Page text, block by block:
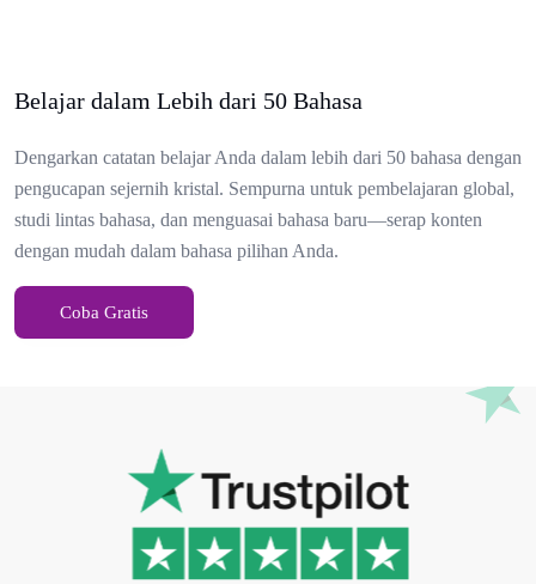
Belajar dalam Lebih dari 50 Bahasa
Dengarkan catatan belajar Anda dalam lebih dari 50 bahasa dengan
pengucapan sejernih kristal. Sempurna untuk pembelajaran global,
studi lintas bahasa, dan menguasai bahasa baru—serap konten
dengan mudah dalam bahasa pilihan Anda.
Coba Gratis